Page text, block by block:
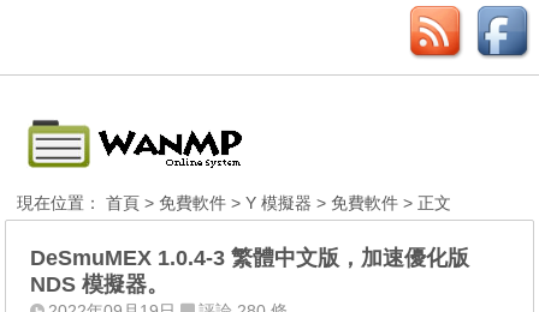
現在位置：首頁 >免費軟件 >Y 模擬器 >免費軟件 > 正文
DeSmuMEX 1.0.4-3 繁體中文版，加速優化版
NDS 模擬器。